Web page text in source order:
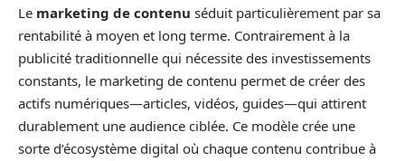
Le marketing de contenu séduit particulièrement par sa
rentabilité à moyen et long terme. Contrairement à la
publicité traditionnelle qui nécessite des investissements
constants, le marketing de contenu permet de créer des
actifs numériques—articles, vidéos, guides—qui attirent
durablement une audience ciblée. Ce modèle crée une
sorte d’écosystème digital où chaque contenu contribue à